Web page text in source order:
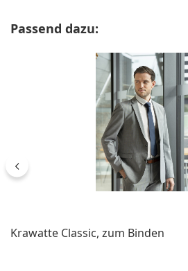
Produktgalerie überspringen
Passend dazu:
Krawatte Classic, zum Binden